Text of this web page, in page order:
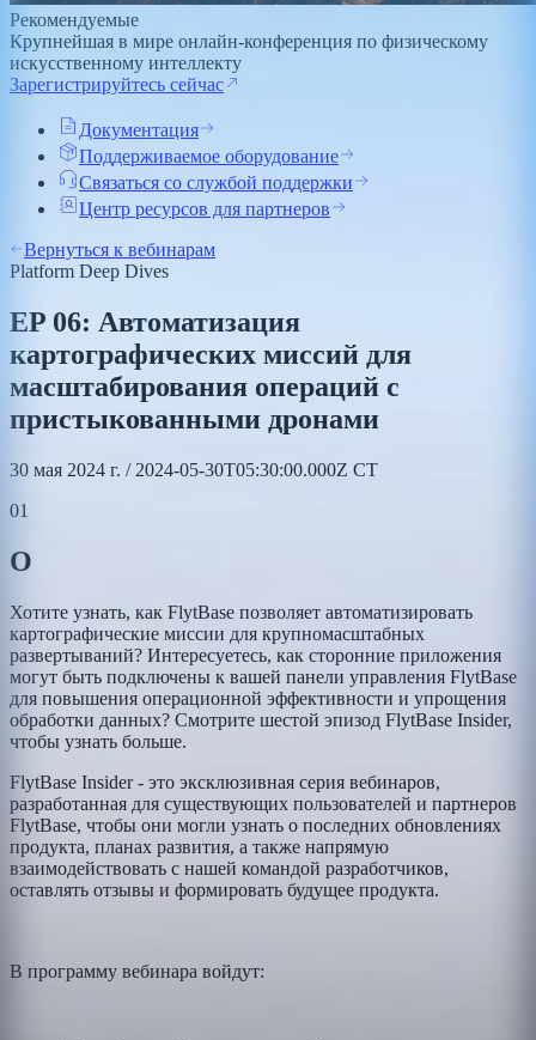
Рекомендуемые
Крупнейшая в мире онлайн-конференция по физическому
искусственному интеллекту
Зарегистрируйтесь сейчас
Документация
Поддерживаемое оборудование
Связаться со службой поддержки
Центр ресурсов для партнеров
Вернуться к вебинарам
Platform Deep Dives
EP 06: Автоматизация
картографических миссий для
масштабирования операций с
пристыкованными дронами
30 мая 2024 г. / 2024-05-30T05:30:00.000Z CT
01
О
Хотите узнать, как FlytBase позволяет автоматизировать
картографические миссии для крупномасштабных
развертываний? Интересуетесь, как сторонние приложения
могут быть подключены к вашей панели управления FlytBase
для повышения операционной эффективности и упрощения
обработки данных? Смотрите шестой эпизод FlytBase Insider,
чтобы узнать больше.
FlytBase Insider - это эксклюзивная серия вебинаров,
разработанная для существующих пользователей и партнеров
FlytBase, чтобы они могли узнать о последних обновлениях
продукта, планах развития, а также напрямую
взаимодействовать с нашей командой разработчиков,
оставлять отзывы и формировать будущее продукта.
В программу вебинара войдут: